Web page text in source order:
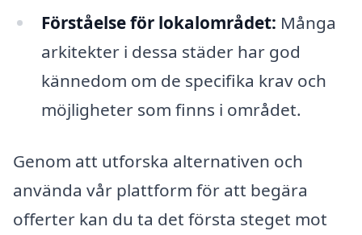
Förståelse för lokalområdet: Många
arkitekter i dessa städer har god
kännedom om de specifika krav och
möjligheter som finns i området.
Genom att utforska alternativen och
använda vår plattform för att begära
offerter kan du ta det första steget mot